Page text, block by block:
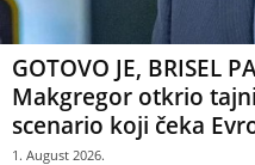
GOTOVO JE, BRISEL
Makgregor otkrio
scenario koji čeka
1. August 2026.